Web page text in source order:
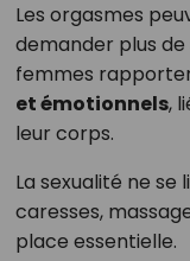
Les orgasmes
demander plus
femmes
et émotionnels,
leur corps.
La sexualité ne
caresses,
place essentielle.